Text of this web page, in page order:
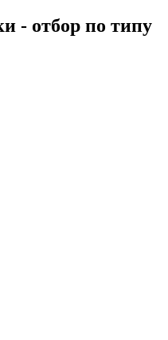
- отбор по типу